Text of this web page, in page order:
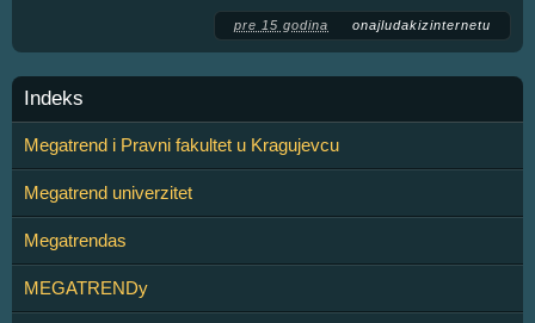
pre 15 godina onajludakizinternetu
Indeks
Megatrend i Pravni fakultet u Kragujevcu
Megatrend univerzitet
Megatrendas
MEGATRENDy